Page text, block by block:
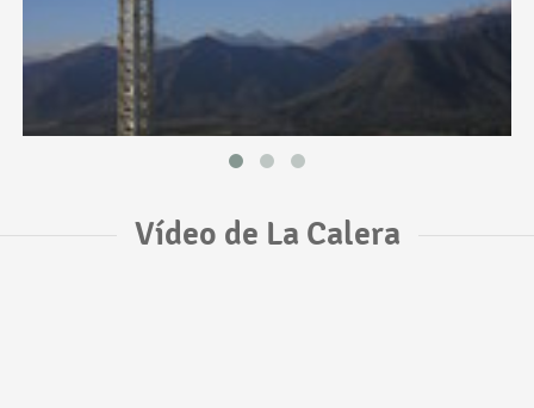
Vídeo de La Calera